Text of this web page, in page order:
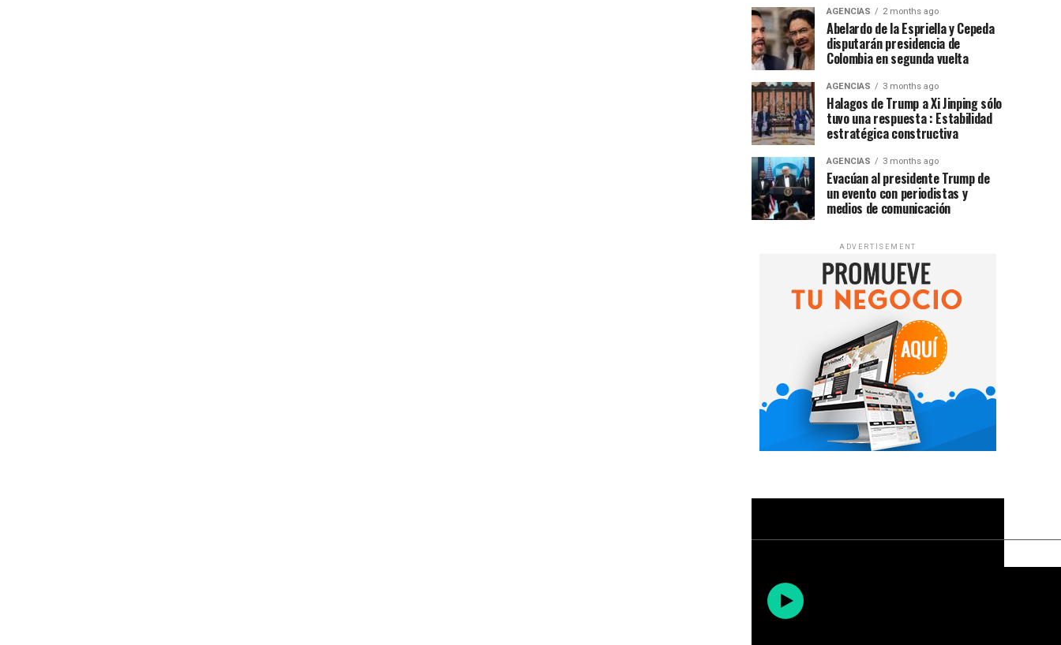
AGENCIAS 2 months ago
Abelardo de la Espriella y Cepeda
disputarán presidencia de
Colombia en segunda vuelta
AGENCIAS 3 months ago
Halagos de Trump a Xi Jinping sólo
tuvo una respuesta : Estabilidad
estratégica constructiva
AGENCIAS 3 months ago
Evacúan al presidente Trump de
un evento con periodistas y
medios de comunicación
ADVERTISEMENT